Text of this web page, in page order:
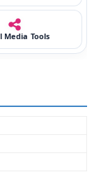
Media Tools